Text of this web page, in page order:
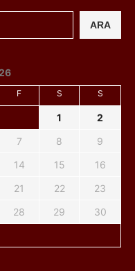
ARA
F S S
1
2
7 8
9
14 15
16
21 22
23
28 29
30